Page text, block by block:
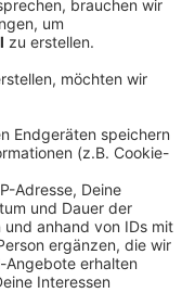
35jährigen
abgeflämmt.
waren dann
Möbeln
die Feuerwehr
die beim
Deshalb: Bei
unbedingt aufs